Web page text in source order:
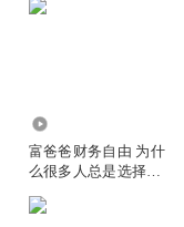
富爸爸财务自由 为什
么很多人总是选择错